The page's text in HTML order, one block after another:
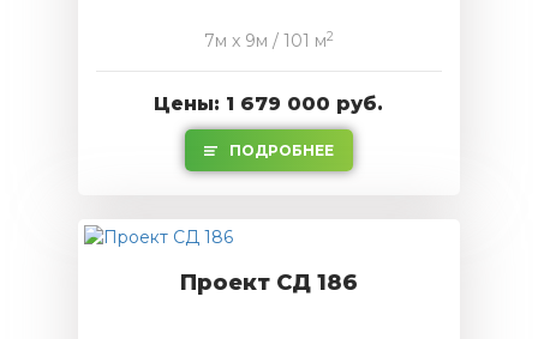
7м x 9м / 101 м2
Цены: 1 679 000 руб.
ПОДРОБНЕЕ
Проект СД 186